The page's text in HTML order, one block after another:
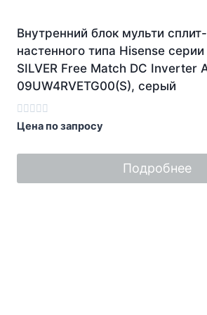
Внутренний блок мульти
настенного типа Hisense
SILVER Free Match DC Inverter
09UW4RVETG00(S), серый
Оценка
0
5
Цена по запросу
Подробнее